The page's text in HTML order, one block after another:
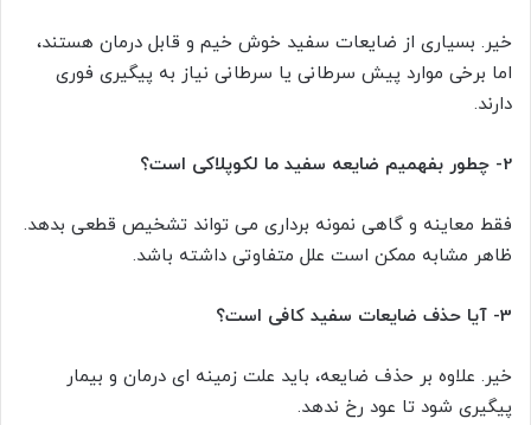
خیر. بسیاری از ضایعات سفید خوش خیم و قابل درمان هستند،
اما برخی موارد پیش سرطانی یا سرطانی نیاز به پیگیری فوری
دارند.
2- چطور بفهمیم ضایعه سفید ما لکوپلاکی است؟
فقط معاینه و گاهی نمونه برداری می تواند تشخیص قطعی بدهد.
ظاهر مشابه ممکن است علل متفاوتی داشته باشد.
3- آیا حذف ضایعات سفید کافی است؟
خیر. علاوه بر حذف ضایعه، باید علت زمینه ای درمان و بیمار
پیگیری شود تا عود رخ ندهد.